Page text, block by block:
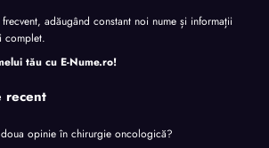
adăugând constant noi nume și informații
complet.
tău cu E-Nume.ro!
recent
opinie în chirurgie oncologică?